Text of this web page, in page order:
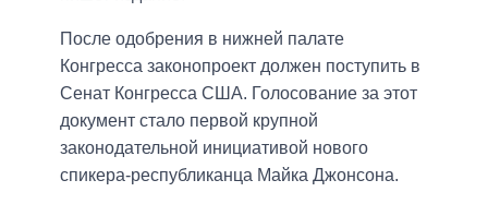
После одобрения в нижней палате
Конгресса законопроект должен поступить в
Сенат Конгресса США. Голосование за этот
документ стало первой крупной
законодательной инициативой нового
спикера-республиканца Майка Джонсона.